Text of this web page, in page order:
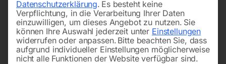
Datenschutzerklärung. Es besteht keine
Verpflichtung, in die Verarbeitung Ihrer Daten
einzuwilligen, um dieses Angebot zu nutzen. Sie
können Ihre Auswahl jederzeit unter Einstellungen
widerrufen oder anpassen. Bitte beachten Sie, dass
aufgrund individueller Einstellungen möglicherweise
nicht alle Funktionen der Website verfügbar sind.